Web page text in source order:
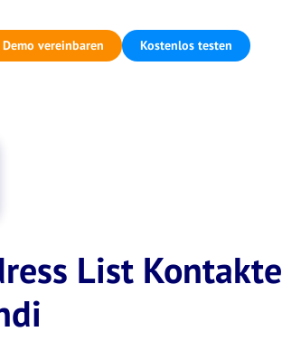
Demo vereinbaren Kostenlos testen
List Kontakte